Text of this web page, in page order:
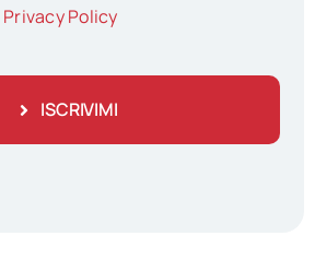
Privacy Policy
ISCRIVIMI